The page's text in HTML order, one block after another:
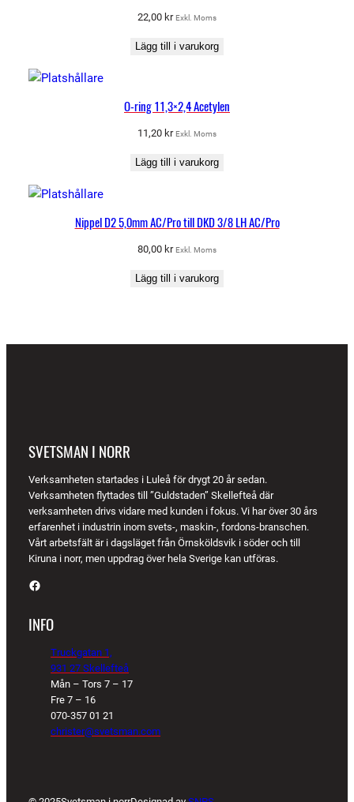
22,00 kr Exkl. Moms
Lägg till i varukorg
O-ring 11,3×2,4 Acetylen
11,20 kr Exkl. Moms
Lägg till i varukorg
Nippel D2 5,0mm AC/Pro till DKD 3/8 LH AC/Pro
80,00 kr Exkl. Moms
Lägg till i varukorg
SVETSMAN I NORR
Verksamheten startades i Luleå för drygt 20 år sedan.
Verksamheten flyttades till ”Guldstaden” Skellefteå där
verksamheten drivs vidare med kunden i fokus. Vi har över 30 års
erfarenhet i industrin inom svets-, maskin-, fordons-branschen.
Vårt arbetsfält är i dagsläget från Örnsköldsvik i söder och till
Kiruna i norr, men uppdrag över hela Sverige kan utföras.
Facebook
INFO
Truckgatan 1,
931 27 Skellefteå
Mån – Tors 7 – 17
Fre 7 – 16
070-357 01 21
christer@svetsman.com